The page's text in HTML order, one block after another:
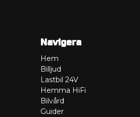
Navigera
Hem
Billjud
Lastbil 24V
Hemma HiFi
Bilvård
Guider